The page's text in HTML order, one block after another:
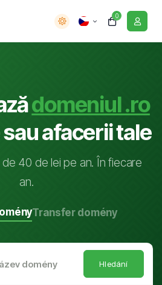
0
domeniul .ro
afacerii tale
40 de lei pe an. În fiecare
an.
Transfer domény
Hledání